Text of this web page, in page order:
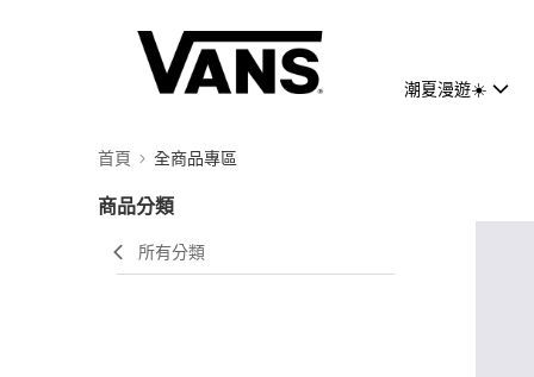
潮夏漫遊☀️
首頁 全商品專區
商品分類
所有分類